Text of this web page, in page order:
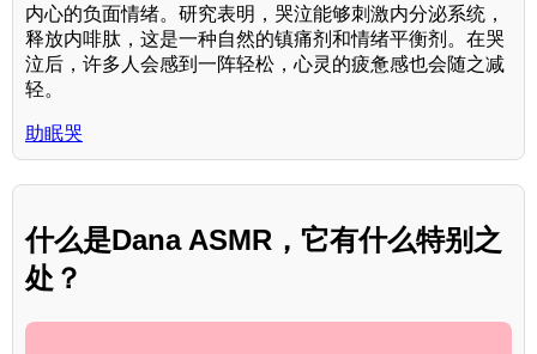
内心的负面情绪。研究表明，哭泣能够刺激内分泌系统，
释放内啡肽，这是一种自然的镇痛剂和情绪平衡剂。在哭
泣后，许多人会感到一阵轻松，心灵的疲惫感也会随之减
轻。
助眠哭
什么是Dana ASMR，它有什么特别之
处？